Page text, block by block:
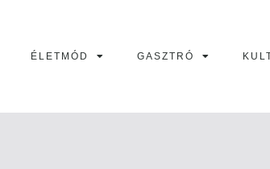
ÉLETMÓD GASZTRÓ